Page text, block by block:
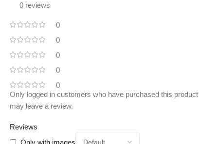
0 reviews
0
0
0
0
0
Reviews
Only with images
Only logged in customers who have purchased this product
may leave a review.